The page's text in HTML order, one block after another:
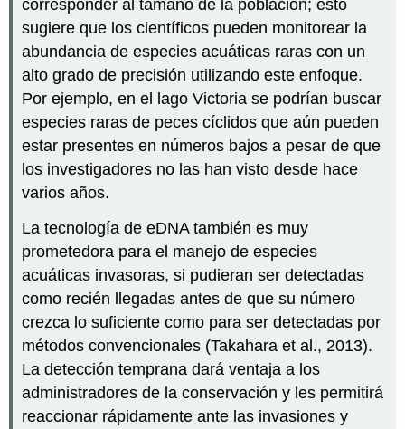
corresponder al tamaño de la población; esto
sugiere que los científicos pueden monitorear la
abundancia de especies acuáticas raras con un
alto grado de precisión utilizando este enfoque.
Por ejemplo, en el lago Victoria se podrían buscar
especies raras de peces cíclidos que aún pueden
estar presentes en números bajos a pesar de que
los investigadores no las han visto desde hace
varios años.
La tecnología de eDNA también es muy
prometedora para el manejo de especies
acuáticas invasoras, si pudieran ser detectadas
como recién llegadas antes de que su número
crezca lo suficiente como para ser detectadas por
métodos convencionales (Takahara et al., 2013).
La detección temprana dará ventaja a los
administradores de la conservación y les permitirá
reaccionar rápidamente ante las invasiones y